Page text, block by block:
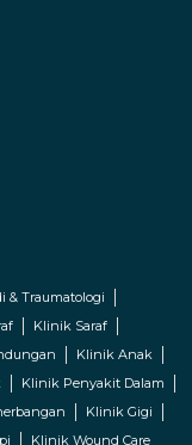
& Traumatologi
Klinik Saraf
Klinik Anak
Klinik Penyakit Dalam
Klinik Gigi
Klinik Wound Care